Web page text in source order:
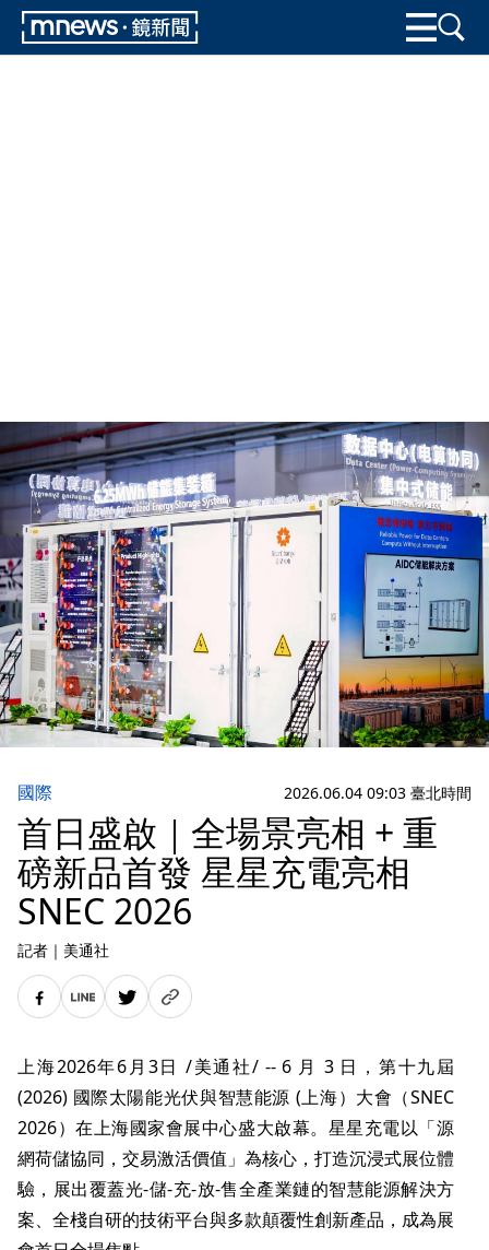
國際 2026.06.04 09:03 臺北時間
首日盛啟｜全場景亮相 + 重
磅新品首發 星星充電亮相
SNEC 2026
記者 ｜ 美通社
上海2026年6月3日 /美通社/ -- 6 月 3 日，第十九屆
(2026) 國際太陽能光伏與智慧能源 (上海）大會（SNEC
2026）在上海國家會展中心盛大啟幕。星星充電以 「源
網荷儲協同，交易激活價值 」 為核心，打造沉浸式展位體
驗，展出覆蓋光-儲-充-放-售全產業鏈的智慧能源解決方
案、全棧自研的技術平台與多款顛覆性創新產品，成為展